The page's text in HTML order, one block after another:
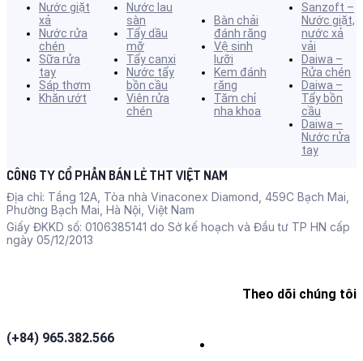
Nước giặt
xả
Nước rửa
chén
Sữa rửa
tay
Sáp thơm
Khăn ướt
Nước lau
sàn
Tẩy dầu
mỡ
Tẩy canxi
Nước tẩy
bồn cầu
Viên rửa
chén
Bàn chải
đánh răng
Vệ sinh
lưỡi
Kem đánh
răng
Tăm chỉ
nha khoa
Sanzoft –
Nước giặt,
nước xả
vải
Daiwa –
Rửa chén
Daiwa –
Tẩy bồn
cầu
Daiwa –
Nước rửa
tay
CÔNG TY CỔ PHẦN BÁN LẺ THT VIỆT NAM
Địa chỉ: Tầng 12A, Tòa nhà Vinaconex Diamond, 459C Bạch Mai,
Phường Bạch Mai, Hà Nội, Việt Nam
Giấy ĐKKD số: 0106385141 do Sở kế hoạch và Đầu tư TP HN cấp
ngày 05/12/2013
(+84) 965.382.566
Theo dõi chúng tôi